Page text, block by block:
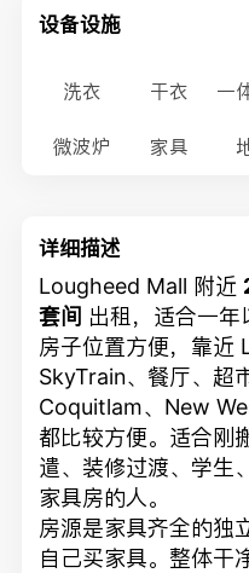
设备设施
洗衣 干衣 一
微波炉 家具
详细描述
Lougheed Mall 附近
套间 出租，适合一年
房子位置方便，靠近
SkyTrain、餐厅、超
Coquitlam、New
都比较方便。适合刚
遣、装修过渡、学生
家具房的人。
房源是家具齐全的独
自己买家具。整体干